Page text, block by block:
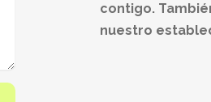
contigo.
nuestro